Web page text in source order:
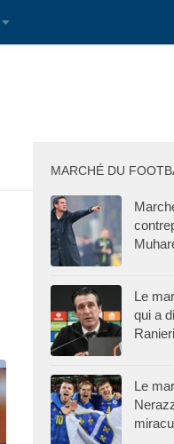
MARCHÉ DU
Le
qui a
Ranieri
Le